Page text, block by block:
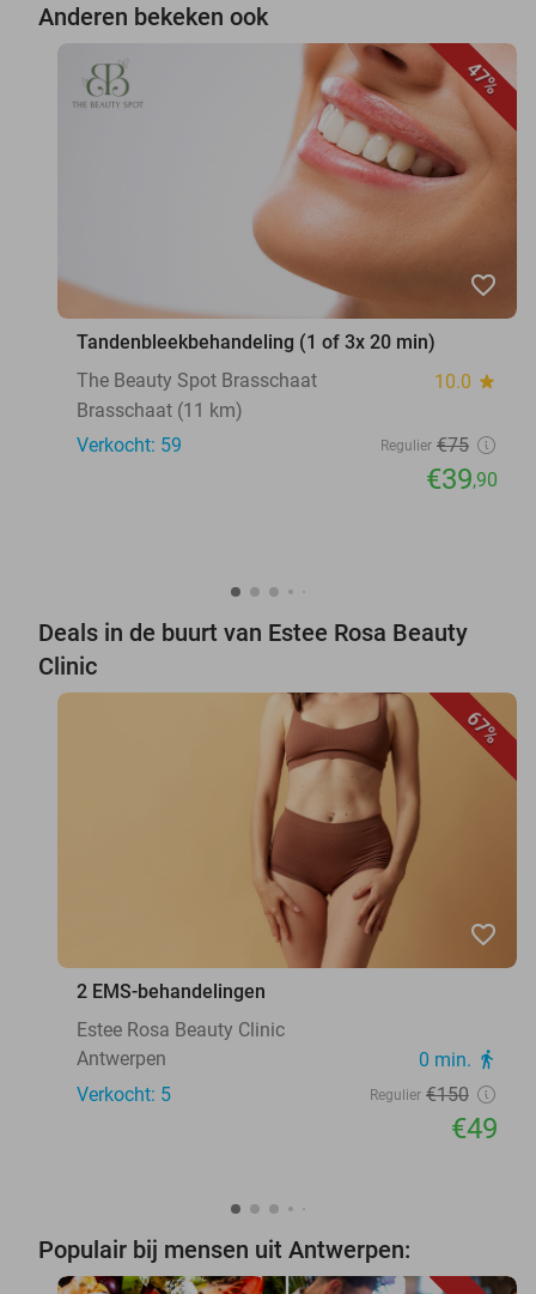
Anderen bekeken ook
47%
favorite_border
Tandenbleekbehandeling (1 of 3x 20 min)
The Beauty Spot Brasschaat
10.0 star
Brasschaat (11 km)
Verkocht: 59
Regulier €75
€39,90
Deals in de buurt van Estee Rosa Beauty
Clinic
67%
favorite_border
2 EMS-behandelingen
Estee Rosa Beauty Clinic
Antwerpen
0 min. directions_walk
Verkocht: 5 Regulier €150
€49
Populair bij mensen uit Antwerpen: